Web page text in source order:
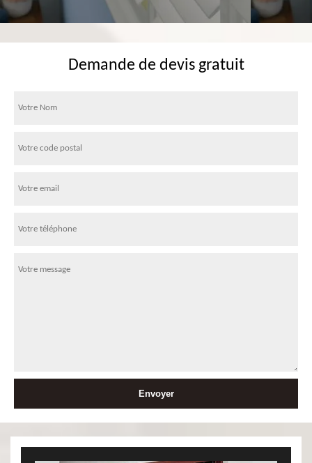
Demande de devis gratuit